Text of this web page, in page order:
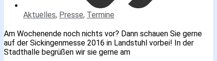
Aktuelles, Presse, Termine
Am Wochenende noch nichts vor? Dann schauen Sie gerne
auf der Sickingenmesse 2016 in Landstuhl vorbei! In der
Stadthalle begrüßen wir sie gerne am